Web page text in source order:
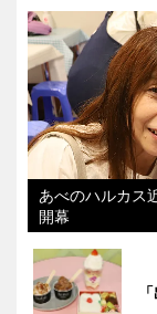
あべのハルカス
開幕